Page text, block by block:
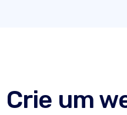
Crie um